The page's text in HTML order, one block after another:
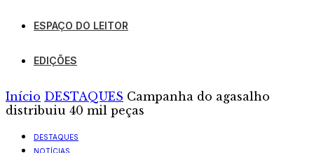
ESPAÇO DO LEITOR
EDIÇÕES
Início DESTAQUES Campanha do agasalho
distribuiu 40 mil peças
DESTAQUES
NOTÍCIAS